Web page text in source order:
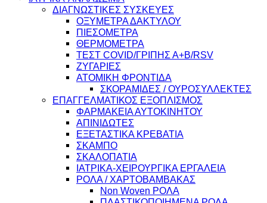
ΔΙΑΓΝΩΣΤΙΚΕΣ ΣΥΣΚΕΥΕΣ
ΟΞΥΜΕΤΡΑ ΔΑΚΤΥΛΟΥ
ΠΙΕΣΟΜΕΤΡΑ
ΘΕΡΜΟΜΕΤΡΑ
ΤΕΣΤ COVID/ΓΡΙΠΗΣ Α+Β/RSV
ΖΥΓΑΡΙΕΣ
ΑΤΟΜΙΚΗ ΦΡΟΝΤΙΔΑ
ΣΚΟΡΑΜΙΔΕΣ / ΟΥΡΟΣΥΛΛΕΚΤΕΣ
ΕΠΑΓΓΕΛΜΑΤΙΚΟΣ ΕΞΟΠΛΙΣΜΟΣ
ΦΑΡΜΑΚΕΙΑ ΑΥΤΟΚΙΝΗΤΟΥ
ΑΠΙΝΙΔΩΤΕΣ
ΕΞΕΤΑΣΤΙΚΑ ΚΡΕΒΑΤΙΑ
ΣΚΑΜΠΟ
ΣΚΑΛΟΠΑΤΙΑ
ΙΑΤΡΙΚΑ-ΧΕΙΡΟΥΡΓΙΚΑ ΕΡΓΑΛΕΙΑ
ΡΟΛΑ / ΧΑΡΤΟΒΑΜΒΑΚΑΣ
Non Woven ΡΟΛΑ